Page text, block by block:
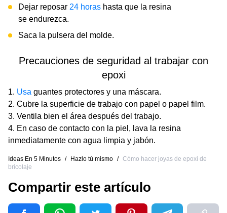
Dejar reposar 24 horas hasta que la resina
se endurezca.
Saca la pulsera del molde.
Precauciones de seguridad al trabajar con
epoxi
Usa guantes protectores y una máscara.
Cubre la superficie de trabajo con papel o papel film.
Ventila bien el área después del trabajo.
En caso de contacto con la piel, lava la resina
inmediatamente con agua limpia y jabón.
Ideas En 5 Minutos / Hazlo tú mismo / Cómo hacer joyas de epoxi de
bricolaje
Compartir este artículo